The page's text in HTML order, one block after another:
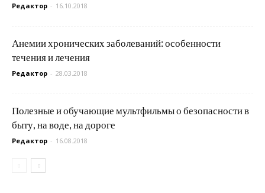
Редактор - 16.10.2018
Анемии хронических заболеваний: особенности
течения и лечения
Редактор - 28.03.2018
Полезные и обучающие мультфильмы о безопасности в
быту, на воде, на дороге
Редактор - 16.08.2018